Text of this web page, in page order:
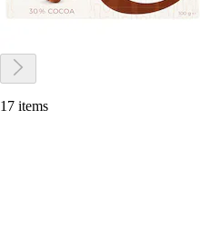
17 items